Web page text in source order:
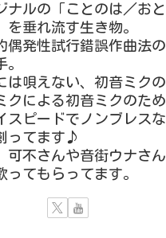
ナルの「ことのは／おと
を垂れ流す生き物。
偶発性試行錯誤作曲法の
。
は唄えない、初音ミクの
クによる初音ミクのため
スピードでノンブレスな
ってます♪
可不さんや音街ウナさん
ってもらってます。